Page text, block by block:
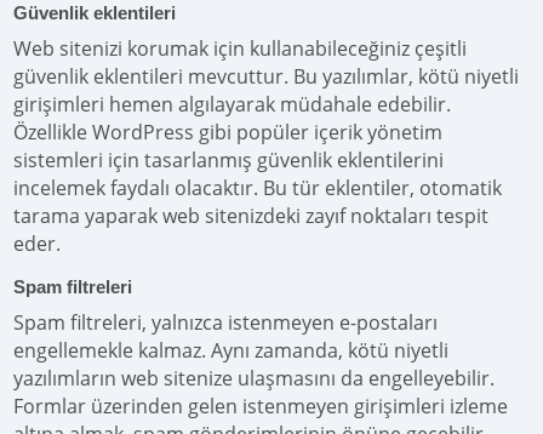
Güvenlik eklentileri
Web sitenizi korumak için kullanabileceğiniz çeşitli
güvenlik eklentileri mevcuttur. Bu yazılımlar, kötü niyetli
girişimleri hemen algılayarak müdahale edebilir.
Özellikle WordPress gibi popüler içerik yönetim
sistemleri için tasarlanmış güvenlik eklentilerini
incelemek faydalı olacaktır. Bu tür eklentiler, otomatik
tarama yaparak web sitenizdeki zayıf noktaları tespit
eder.
Spam filtreleri
Spam filtreleri, yalnızca istenmeyen e-postaları
engellemekle kalmaz. Aynı zamanda, kötü niyetli
yazılımların web sitenize ulaşmasını da engelleyebilir.
Formlar üzerinden gelen istenmeyen girişimleri izleme